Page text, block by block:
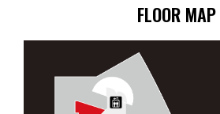
FLOOR MAP